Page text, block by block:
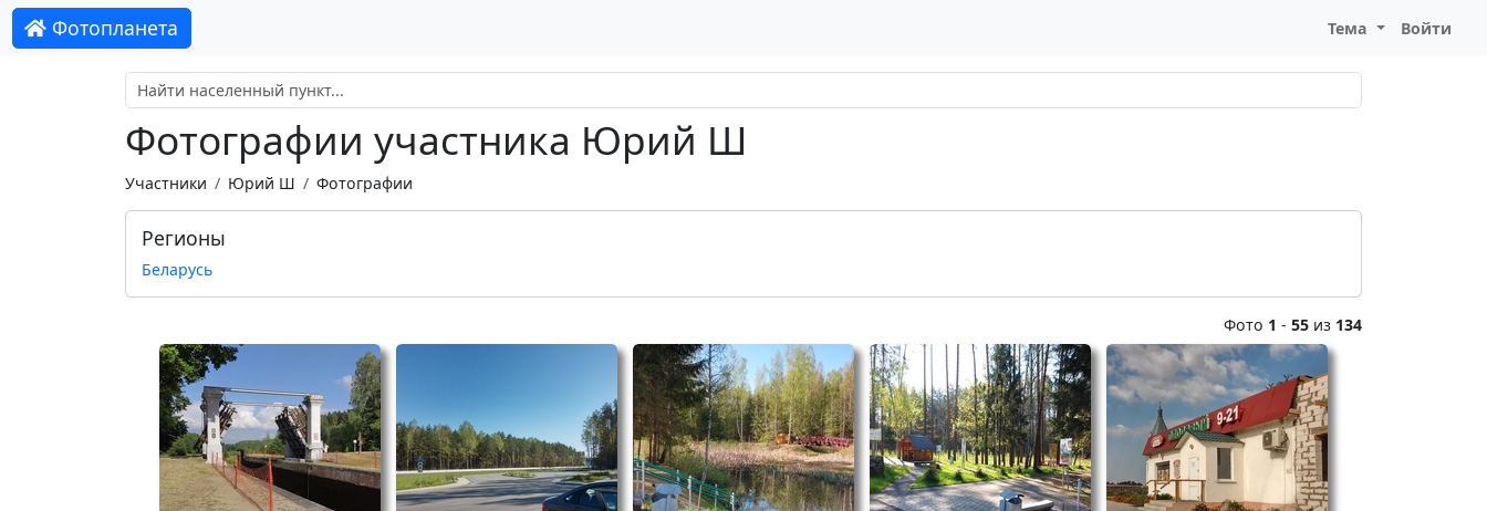
Фотопланета Тема Войти
Фотографии участника Юрий Ш
Участники Юрий Ш Фотографии
Регионы
Беларусь
Фото 1 -55 из 134